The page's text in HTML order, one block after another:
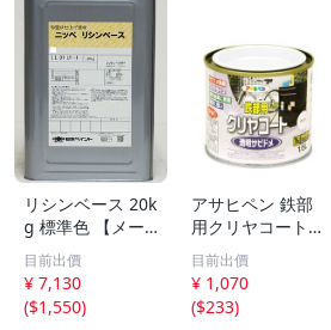
リシンベース 20k
g 標準色 【メー
カー直送便/代引
不可】日本ペイン
ト 外壁 塗料 Z03
目前出價
¥ 7,130
($1,550)
アサヒペン 鉄部
用クリヤコート
0.2L 透明 ツヤあ
り 油性塗料 1回
塗り 錆止め プラ
イマー トップコ
目前出價
¥ 1,070
($233)